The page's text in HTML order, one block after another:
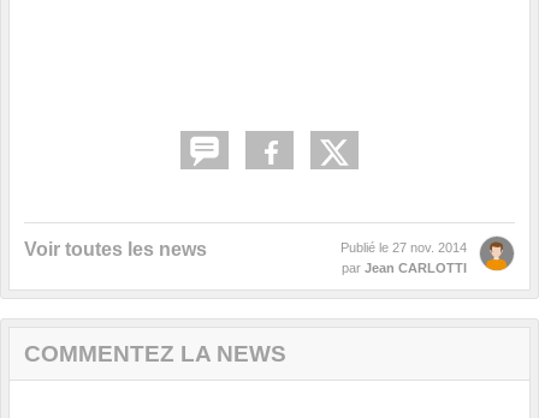
Voir toutes les news Publié le 27 nov. 2014
par Jean CARLOTTI
COMMENTEZ LA NEWS